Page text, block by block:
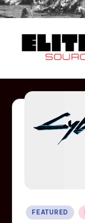
FEATURED